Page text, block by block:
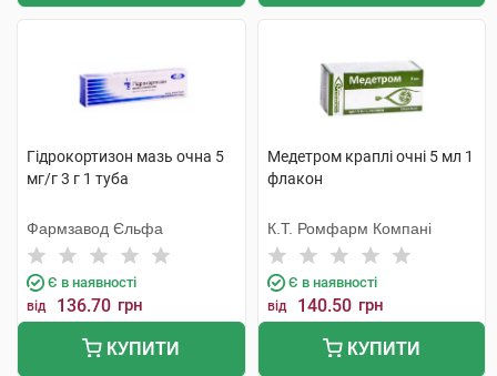
Гідрокортизон мазь очна 5
мг/г 3 г 1 туба
Фармзавод Єльфа
Є в наявності
від 136.70 грн
КУПИТИ
Медетром краплі очні 5 мл 1
флакон
К.Т. Ромфарм Компані
Є в наявності
від 140.50 грн
КУПИТИ